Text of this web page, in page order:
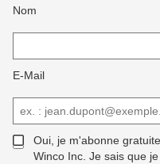
Nom
E-Mail
Oui, je m'abonne
Winco Inc. Je sais que